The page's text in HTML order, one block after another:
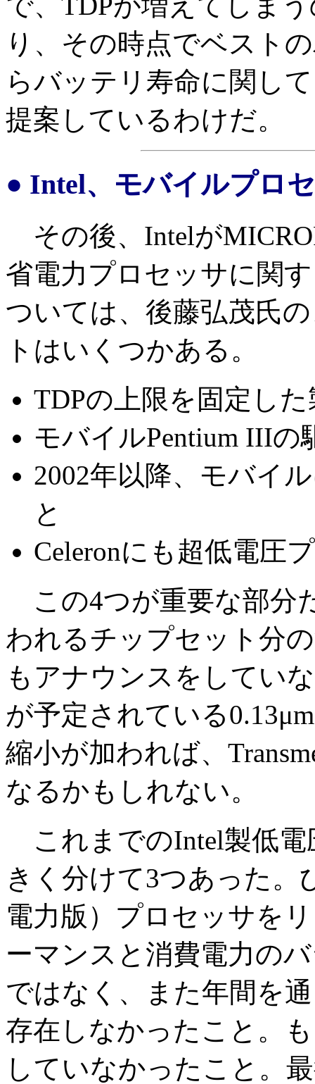
り、その時点でベスト
らバッテリ寿命に関し
提案しているわけだ。
● Intel、モバイルプロ
その後、Intelが
省電力プロセッサに関
ついては、後藤弘茂氏
トはいくつかある。
TDPの上限を固定し
モバイルPentium III
2002年以降、モバイ
と
Celeronにも超低電圧
この4つが重要な部分
われるチップセット分
もアナウンスをしてい
が予定されている
縮小が加われば、
なるかもしれない。
これまでのIntel製低電
きく分けて3つあった。
電力版）プロセッサを
ーマンスと消費電力の
ではなく、また年間を
存在しなかったこと。
していなかったこと。